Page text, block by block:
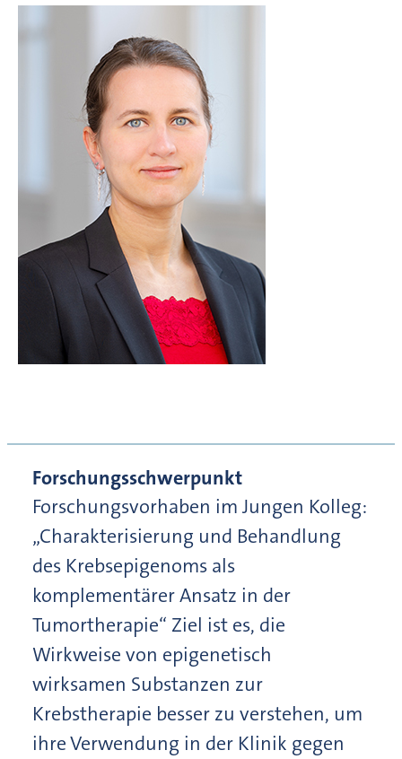
Forschungsschwerpunkt
Forschungsvorhaben im Jungen Kolleg:
„Charakterisierung und Behandlung
des Krebsepigenoms als
komplementärer Ansatz in der
Tumortherapie“ Ziel ist es, die
Wirkweise von epigenetisch
wirksamen Substanzen zur
Krebstherapie besser zu verstehen, um
ihre Verwendung in der Klinik gegen